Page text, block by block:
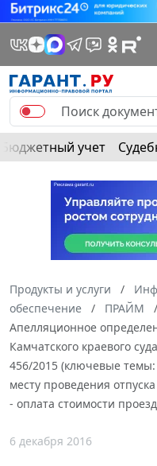
Бюджетный учет
Продукты и услуги
обеспечение
ПРАЙМ
Апелляционное
Камчатского краевого
456/2015 (ключевые темы:
месту проведения
- оплата стоимости
6 декабря 2016